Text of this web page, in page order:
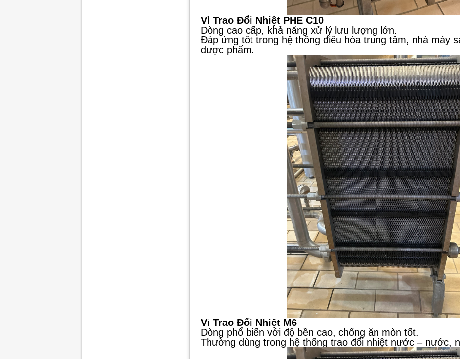
Vỉ Trao Đổi Nhiệt PHE C10
Dòng cao cấp, khả năng xử lý lưu lượng lớn.
Đáp ứng tốt trong hệ thống điều hòa trung tâm, nhà máy
dược phẩm.
Vỉ Trao Đổi Nhiệt M6
Dòng phổ biến với độ bền cao, chống ăn mòn tốt.
Thường dùng trong hệ thống trao đổi nhiệt nước – nước,